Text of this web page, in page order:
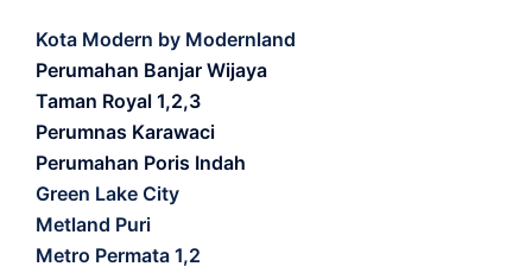
Kota Modern by Modernland
Perumahan Banjar Wijaya
Taman Royal 1,2,3
Perumnas Karawaci
Perumahan Poris Indah
Green Lake City
Metland Puri
Metro Permata 1,2